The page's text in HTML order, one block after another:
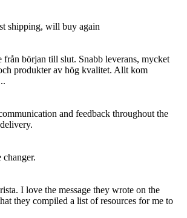
shipping, will buy again
från början till slut. Snabb leverans, mycket
produkter av hög kvalitet. Allt kom
and feedback throughout the
changer.
I love the message they wrote on the
they compiled a list of resources for me to